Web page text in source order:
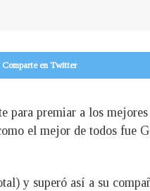
Comparte en Twitter
para premiar a los
el mejor de todos fue
y superó así a su